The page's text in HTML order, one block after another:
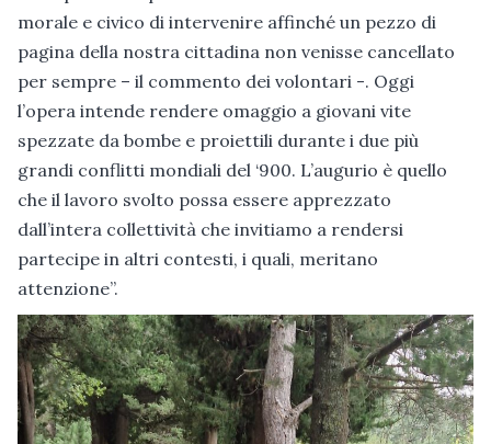
morale e civico di intervenire affinché un pezzo di
pagina della nostra cittadina non venisse cancellato
per sempre – il commento dei volontari -. Oggi
l’opera intende rendere omaggio a giovani vite
spezzate da bombe e proiettili durante i due più
grandi conflitti mondiali del ‘900. L’augurio è quello
che il lavoro svolto possa essere apprezzato
dall’intera collettività che invitiamo a rendersi
partecipe in altri contesti, i quali, meritano
attenzione”.